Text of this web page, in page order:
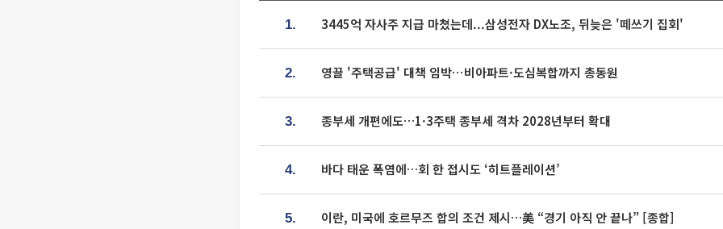
1. 3445억 자사주 지급 마쳤는데...삼성전자 DX노조, 뒤늦은 '떼쓰기 집회'
2. 영끌 '주택공급' 대책 임박⋯비아파트·도심복합까지 총동원
3. 종부세 개편에도…1·3주택 종부세 격차 2028년부터 확대
4. 바다 태운 폭염에…회 한 접시도 ‘히트플레이션’
5. 이란, 미국에 호르무즈 합의 조건 제시…美 “경기 아직 안 끝나” [종합]